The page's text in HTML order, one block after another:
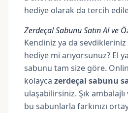
hediye olarak da tercih
Zerdeçal Sabunu Satın Al ve
Kendiniz ya da
hediye mi arıyorsunuz? El
sabunu tam size göre.
kolayca zerdeçal sabunu
ulaşabilirsiniz. Şık ambalajlı
bu sabunlarla farkınızı